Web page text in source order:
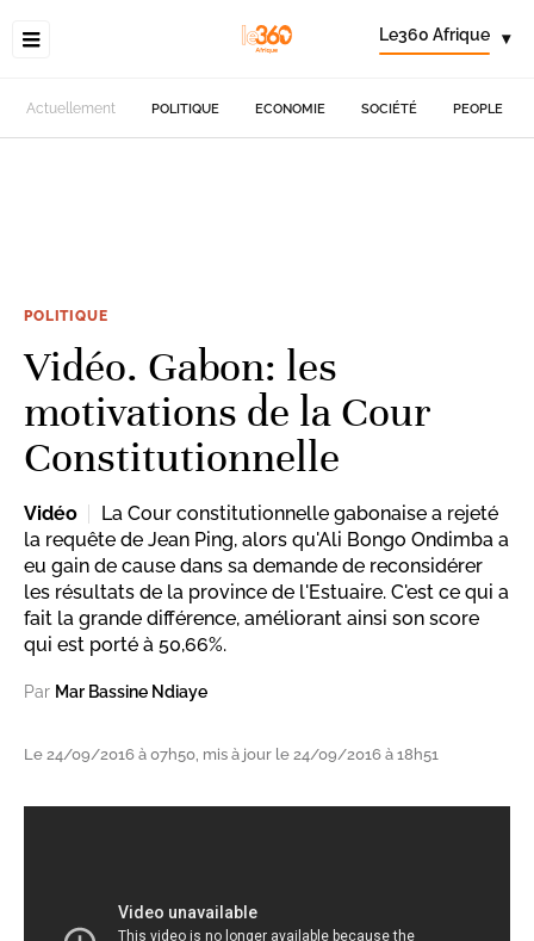
Le360 Afrique ▾
Actuellement POLITIQUE ECONOMIE SOCIÉTÉ PEOPLE
POLITIQUE
Vidéo. Gabon: les
motivations de la Cour
Constitutionnelle
Vidéo
La Cour constitutionnelle gabonaise a rejeté
la requête de Jean Ping, alors qu'Ali Bongo Ondimba a
eu gain de cause dans sa demande de reconsidérer
les résultats de la province de l'Estuaire. C'est ce qui a
fait la grande différence, améliorant ainsi son score
qui est porté à 50,66%.
Par Mar Bassine Ndiaye
Le 24/09/2016 à 07h50, mis à jour le 24/09/2016 à 18h51